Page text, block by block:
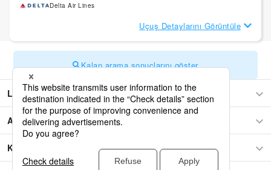
Delta Air Lines
Uçuş Detaylarını Görüntüle
Kalan arama sonuçlarını göster
Los Angeles
Asya
Kuzey Amerika